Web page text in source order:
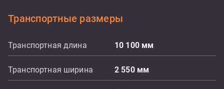
Транспортные размеры
Транспортная длина 10 100 мм
Транспортная ширина 2 550 мм